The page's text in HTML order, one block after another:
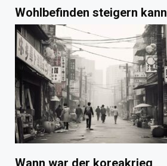
Wohlbefinden steigern kann